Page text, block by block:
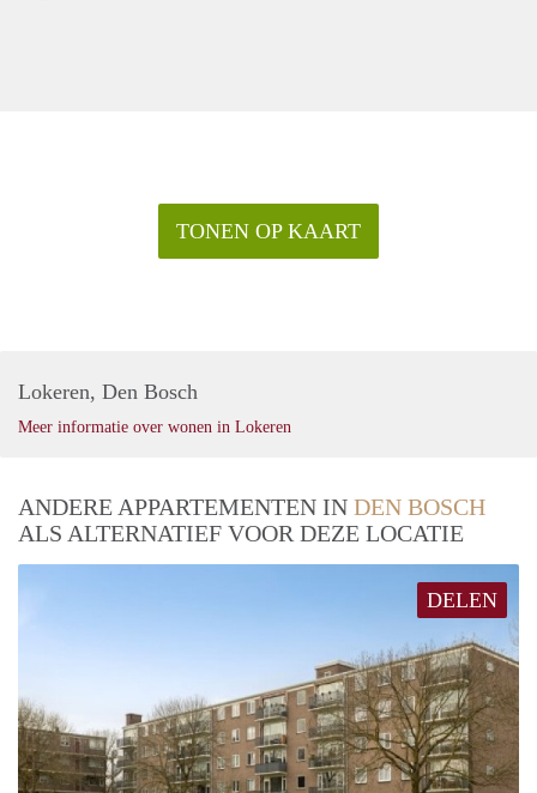
TONEN OP KAART
Lokeren, Den Bosch
Meer informatie over wonen in Lokeren
ANDERE APPARTEMENTEN IN DEN BOSCH
ALS ALTERNATIEF VOOR DEZE LOCATIE
DELEN